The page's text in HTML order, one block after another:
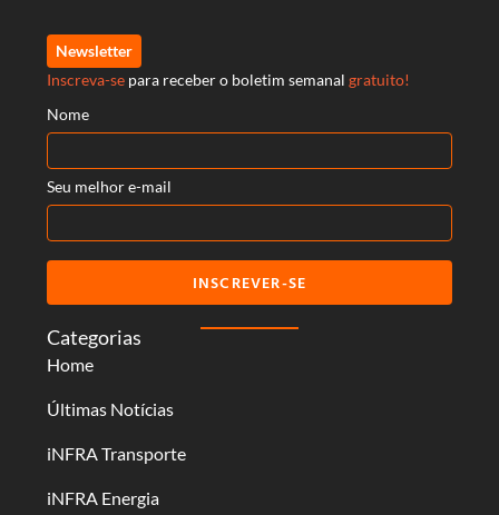
Categorias
Home
Últimas Notícias
iNFRA Transporte
iNFRA Energia
Newsletter
Inscreva-se para receber o boletim semanal gratuito!
Nome
Seu melhor e-mail
INSCREVER-SE